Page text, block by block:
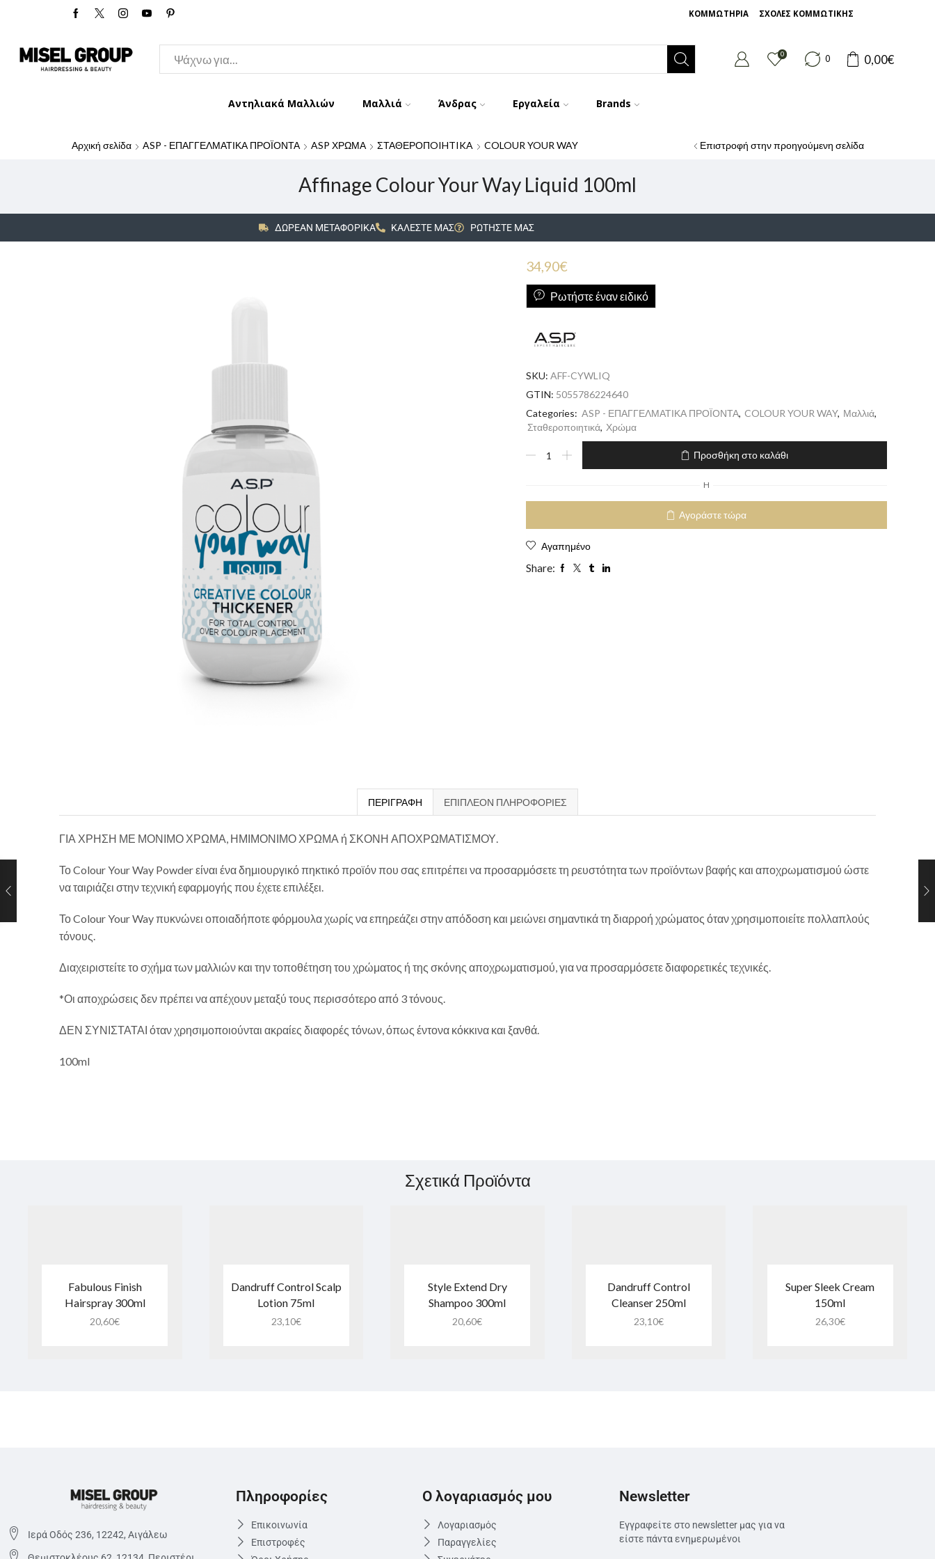
ΚΟΜΜΩΤΗΡΙΑ ΣΧΟΛΕΣ ΚΟΜΜΩΤΙΚΗΣ
0 0 0,00€
Αντηλιακά Μαλλιών Μαλλιά Άνδρας Εργαλεία Brands
Αρχική σελίδα ASP - ΕΠΑΓΓΕΛΜΑΤΙΚΑ ΠΡΟΪΟΝΤΑ ASP ΧΡΩΜΑ ΣΤΑΘΕΡΟΠOIHTIKA COLOUR YOUR WAY Επιστροφή στην προηγούμενη σελίδα
Affinage Colour Your Way Liquid 100ml
ΔΩΡΕΑΝ ΜΕΤΑΦΟΡΙΚΑ ΚΑΛΕΣΤΕ ΜΑΣ ΡΩΤΗΣΤΕ ΜΑΣ
34,90€
Ρωτήστε έναν ειδικό
SKU: AFF-CYWLIQ
GTIN: 5055786224640
Categories: ASP - ΕΠΑΓΓΕΛΜΑΤΙΚΑ ΠΡΟΪΟΝΤΑ, COLOUR YOUR WAY, Μαλλιά,
Σταθεροποιητικά, Χρώμα
Προσθήκη στο καλάθι
H
Αγοράστε τώρα
Αγαπημένο
Share:
ΠΕΡΙΓΡΑΦΉ ΕΠΙΠΛΈΟΝ ΠΛΗΡΟΦΟΡΊΕΣ
ΓΙΑ ΧΡΗΣΗ ΜΕ ΜΟΝΙΜΟ ΧΡΩΜΑ, ΗΜΙΜΟΝΙΜΟ ΧΡΩΜΑ ή ΣΚΟΝΗ ΑΠΟΧΡΩΜΑΤΙΣΜΟΥ.
Το Colour Your Way Powder είναι ένα δημιουργικό πηκτικό προϊόν που σας επιτρέπει να προσαρμόσετε τη ρευστότητα των προϊόντων βαφής και αποχρωματισμού ώστε
να ταιριάζει στην τεχνική εφαρμογής που έχετε επιλέξει.
Το Colour Your Way πυκνώνει οποιαδήποτε φόρμουλα χωρίς να επηρεάζει στην απόδοση και μειώνει σημαντικά τη διαρροή χρώματος όταν χρησιμοποιείτε πολλαπλούς
τόνους.
Διαχειριστείτε το σχήμα των μαλλιών και την τοποθέτηση του χρώματος ή της σκόνης αποχρωματισμού, για να προσαρμόσετε διαφορετικές τεχνικές.
*Οι αποχρώσεις δεν πρέπει να απέχουν μεταξύ τους περισσότερο από 3 τόνους.
ΔΕΝ ΣΥΝΙΣΤΑΤΑΙ όταν χρησιμοποιούνται ακραίες διαφορές τόνων, όπως έντονα κόκκινα και ξανθά.
100ml
Σχετικά Προϊόντα
Fabulous Finish
Hairspray 300ml
20,60€
Dandruff Control Scalp
Lotion 75ml
23,10€
Style Extend Dry
Shampoo 300ml
20,60€
Dandruff Control
Cleanser 250ml
23,10€
Super Sleek Cream
150ml
26,30€
Ιερά Οδός 236, 12242, Αιγάλεω
Πληροφορίες
Επικοινωνία
Επιστροφές
Ο λογαριασμός μου
Λογαριασμός
Παραγγελίες
Newsletter
Εγγραφείτε στο newsletter μας για να
είστε πάντα ενημερωμένοι